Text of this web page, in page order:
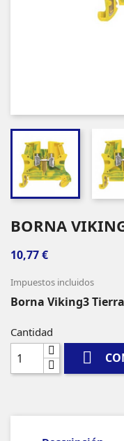
BORNA
10,77 €
Impuestos incluidos
Borna Viking3
Cantidad
